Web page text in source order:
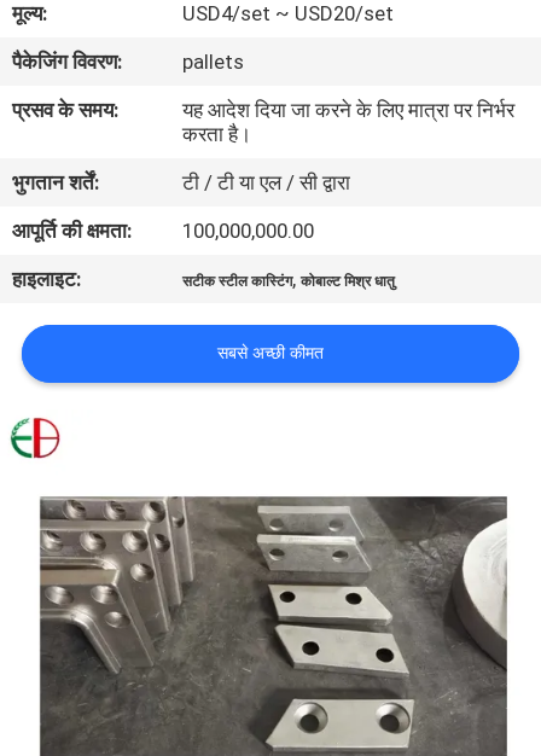
कारखाना
भ्रमण
नियंत्रण
संपर्क
समाचार
एक
उद्धरण
विनती
साइटमैप
मूल्य:
USD4/set ~ USD20/set
पैकेजिंग विवरण:
pallets
प्रसव के समय:
यह आदेश दिया जा करने के लिए मात्रा पर निर्भर
करता है।
भुगतान शर्तें:
टी / टी या एल / सी द्वारा
आपूर्ति की क्षमता:
100,000,000.00
हाइलाइट:
सटीक स्टील कास्टिंग,कोबाल्ट मिश्र धातु
सबसे अच्छी कीमत